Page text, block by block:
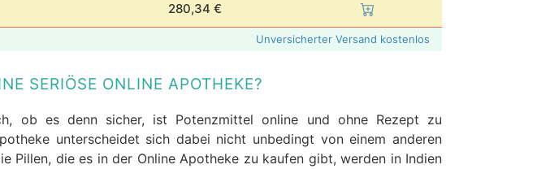
280,34 €
Unversicherter Versand kostenlos
SERIÖSE ONLINE APOTHEKE?
ob es denn sicher, ist Potenzmittel online und ohne Rezept zu
unterscheidet sich dabei nicht unbedingt von einem anderen
Pillen, die es in der Online Apotheke zu kaufen gibt, werden in Indien